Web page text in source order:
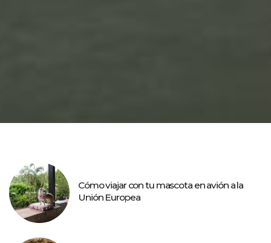
Cómo viajar con tu mascota en avión a la
Unión Europea